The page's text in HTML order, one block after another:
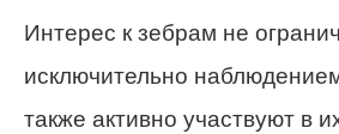
Интерес к зебрам не
исключительно
также активно участвуют в